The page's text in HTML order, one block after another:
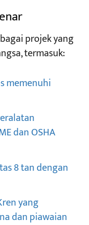
projek yang
termasuk:
memenuhi
dan OSHA
8 tan dengan
yang
dan piawaian